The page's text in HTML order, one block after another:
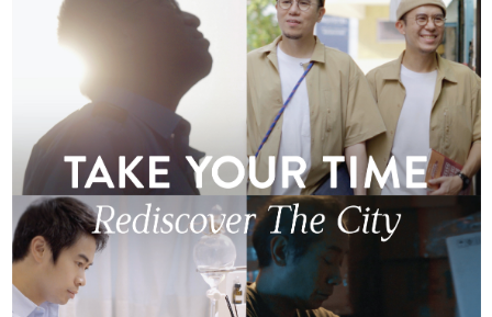
店铺位置
网上商店
中国内地
香港特别行政区
腕表维修
联络我们
会员